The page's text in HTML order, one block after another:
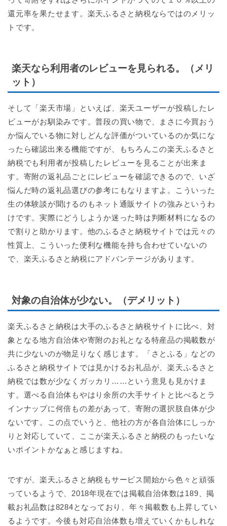
還元率を果たせます。楽天ふるさと納税ならではのメリッ
トです。
楽天なら利用者のレビューを見られる。（メリ
ット）
そして「楽天市場」といえば、楽天ユーザーが投稿したレ
ビューがお馴染みです。普段の買い物で、まさに今買おう
か悩んでいる物に対しどんな評価がついているのか気にな
ったら確認出来る機能ですが、もちろんこの楽天ふるさと
納税でも利用者が投稿したレビューを見ることが出来ま
す。寄附の返礼品ごとにレビューを確認できるので、いざ
悩んだ時の返礼品選びの参考にもなりますよ。こういった
生の体験談が聞けるのもネット通販サイトの強みというわ
けです。実際にどうしようか迷った時は判断材料になるの
で割りと助かります。他のふるさと納税サイトでは元々の
性質上、こういった便利な機能を持ち合わせていないの
で、楽天ふるさと納税にアドバンテージがあります。
対象の自治体が少ない。（デメリット）
楽天ふるさと納税は大手のふるさと納税サイトに比べ、対
象となる地方自治体や寄附のお礼となる特産品の掲載数が
共に少ないのが物足りなく感じます。「さとふる」などの
ふるさと納税サイトでは見かけるお礼品が、楽天ふるさと
納税では数が少なくガッカリ……という意見も見かけま
す。選べる自治体もやはり余所の大手サイトと比べるとラ
インナップに何倍もの差があって、寄附の選択肢自体が少
ないです。この点でいうと、他社の方が各自治体にしっか
りと対応していて、ここが楽天ふるさと納税のもったいな
いポイントかなぁと感じますね。
ですが、楽天ふるさと納税もサービス開始から色々と頑張
っているようで、2018年現在では掲載自治体数は189、掲
載お礼品数は8284となっており、年々掲載数も上昇してい
るようです。今後も対応自治体数も増えていくかもしれな